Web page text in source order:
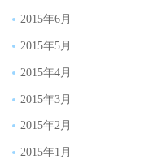
2015年6月
2015年5月
2015年4月
2015年3月
2015年2月
2015年1月